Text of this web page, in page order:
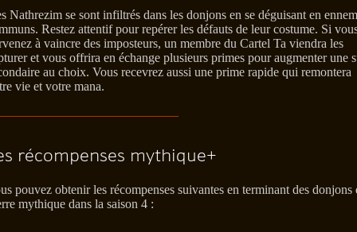
Nathrezim se sont infiltrés dans les donjons en se déguisant en
Restez attentif pour repérer les défauts de leur costume. Si
à vaincre des imposteurs, un membre du Cartel Ta viendra les
et vous offrira en échange plusieurs primes pour augmenter une
au choix. Vous recevrez aussi une prime rapide qui remontera
vie et votre mana.
récompenses mythique+
pouvez obtenir les récompenses suivantes en terminant des donjons
mythique dans la saison 4 :